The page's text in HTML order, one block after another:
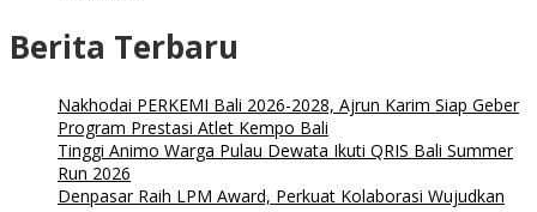
Berita Terbaru
Nakhodai PERKEMI Bali 2026-2028, Ajrun Karim Siap Geber
Program Prestasi Atlet Kempo Bali
Tinggi Animo Warga Pulau Dewata Ikuti QRIS Bali Summer
Run 2026
Denpasar Raih LPM Award, Perkuat Kolaborasi Wujudkan